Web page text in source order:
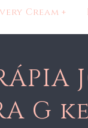
Cream +
G